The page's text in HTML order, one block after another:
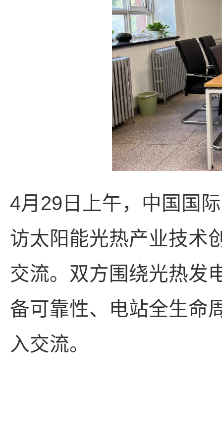
4月29日上午，中国国
访太阳能光热产业技术
交流。双方围绕光热发
备可靠性、电站全生命
入交流。